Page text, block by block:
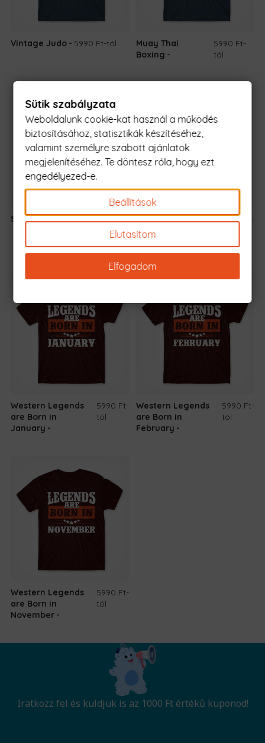
Vintage Judo 5990 Ft-tól
Muay Thai
Boxing
5990 Ft-
tól
Sheldon Stripe 7190 Ft-tól
Western Legends
are Born in
December
5990 Ft -
Western Legends
are Born in
January
5990 Ft-
tól
Western Legends
are Born in
February
5990 Ft-
tól
Western Legends
are Born in
November
5990 Ft-
tól
Iratkozz fel és küldjük is az 1000 Ft értékű kuponod!
Sütik szabályzata
Weboldalunk cookie-kat használ a működés
biztosításához, statisztikák készítéséhez,
valamint személyre szabott ajánlatok
megjelenítéséhez. Te döntesz róla, hogy ezt
engedélyezed-e.
Beállítások
Elutasítom
Elfogadom